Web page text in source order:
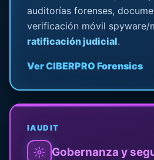
auditorías forenses,
verificación móvil spyware/
ratificación judicial.
Ver CIBERPRO Forensics
IAUDIT
Gobernanza y